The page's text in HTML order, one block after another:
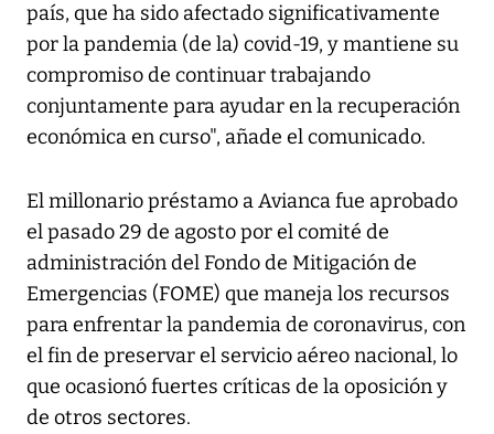
país, que ha sido afectado significativamente
por la pandemia (de la) covid-19, y mantiene su
compromiso de continuar trabajando
conjuntamente para ayudar en la recuperación
económica en curso", añade el comunicado.
El millonario préstamo a Avianca fue aprobado
el pasado 29 de agosto por el comité de
administración del Fondo de Mitigación de
Emergencias (FOME) que maneja los recursos
para enfrentar la pandemia de coronavirus, con
el fin de preservar el servicio aéreo nacional, lo
que ocasionó fuertes críticas de la oposición y
de otros sectores.